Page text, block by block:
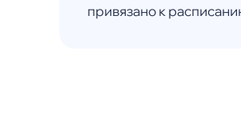
привязано к